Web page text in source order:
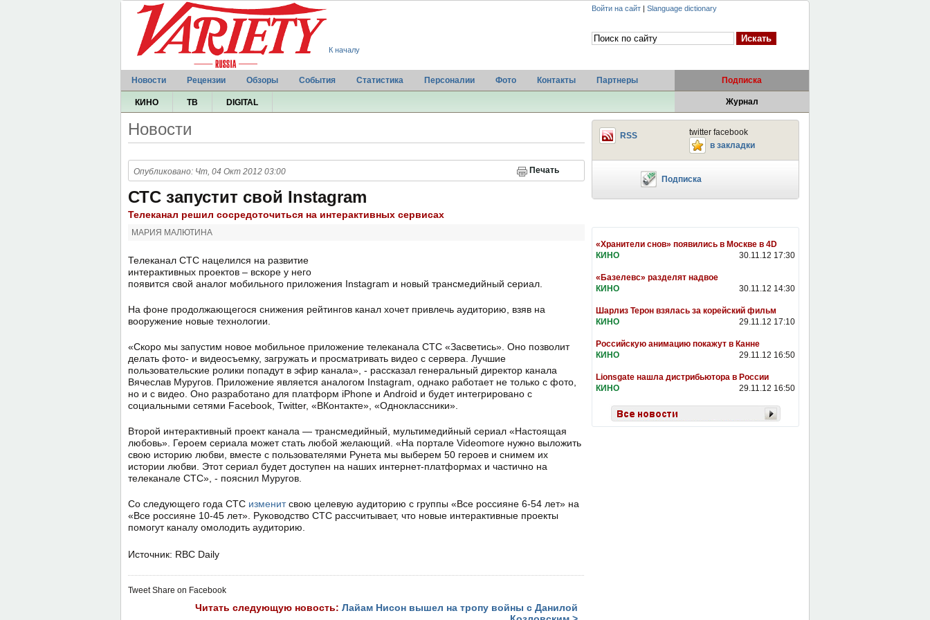
К началу
Войти на сайт | Slanguage dictionary
Новости Рецензии Обзоры События Статистика Персоналии Фото Контакты Партнеры Подписка
КИНО ТВ DIGITAL Журнал
Новости
Печать
Опубликовано: Чт, 04 Окт 2012 03:00
СТС запустит свой Instagram
Телеканал решил сосредоточиться на интерактивных сервисах
МАРИЯ МАЛЮТИНА
Телеканал СТС нацелился на развитие
интерактивных проектов – вскоре у него
появится свой аналог мобильного приложения Instagram и новый трансмедийный сериал.
На фоне продолжающегося снижения рейтингов канал хочет привлечь аудиторию, взяв на
вооружение новые технологии.
«Скоро мы запустим новое мобильное приложение телеканала СТС «Засветись». Оно позволит
делать фото- и видеосъемку, загружать и просматривать видео с сервера. Лучшие
пользовательские ролики попадут в эфир канала», - рассказал генеральный директор канала
Вячеслав Муругов. Приложение является аналогом Instagram, однако работает не только с фото,
но и с видео. Оно разработано для платформ iPhone и Android и будет интегрировано с
социальными сетями Facebook, Twitter, «ВКонтакте», «Одноклассники».
Второй интерактивный проект канала — трансмедийный, мультимедийный сериал «Настоящая
любовь». Героем сериала может стать любой желающий. «На портале Videomore нужно выложить
свою историю любви, вместе с пользователями Рунета мы выберем 50 героев и снимем их
истории любви. Этот сериал будет доступен на наших интернет-платформах и частично на
телеканале СТС», - пояснил Муругов.
Со следующего года СТС изменитсвою целевую аудиторию с группы «Все россияне 6-54 лет» на
«Все россияне 10-45 лет». Руководство СТС рассчитывает, что новые интерактивные проекты
помогут каналу омолодить аудиторию.
Источник: RBC Daily
TweetShare on Facebook
Читать следующую новость: Лайам Нисон вышел на тропу войны с Данилой
twitter facebook
RSS
в закладки
Подписка
«Хранители снов» появились в Москве в 4D
30.11.12 17:30
КИНО
«Базелевс» разделят надвое
30.11.12 14:30
КИНО
Шарлиз Терон взялась за корейский фильм
29.11.12 17:10
КИНО
Российскую анимацию покажут в Канне
29.11.12 16:50
КИНО
Lionsgate нашла дистрибьютора в России
29.11.12 16:50
КИНО